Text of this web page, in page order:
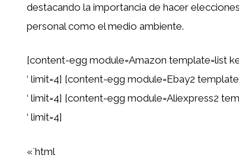
destacando la importancia de hacer
personal como el medio ambiente.
[content-egg module=Amazon template=list
‘ limit=4] [content-egg module=Ebay2
‘ limit=4] [content-egg module=Aliexpress2
‘ limit=4]
«`html